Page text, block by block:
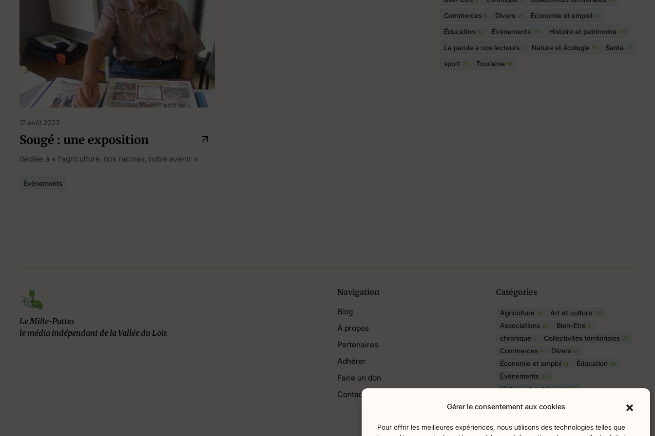
Gérer le consentement aux cookies
Pour offrir les meilleures expériences, nous utilisons des technologies telles que
17 août 2023
Sougé : une exposition
dédiée à « l’agriculture, nos racines, notre avenir »
Évènements
Commerces 9 Divers 45 Économie et emploi 61
Éducation 94 Évènements 373 Histoire et patrimoine 175
La parole à nos lecteurs 1 Nature et écologie 75 Santé 47
sport 27 Tourisme 19
Le Mille-Pattes
le média indépendant de la Vallée du Loir.
Navigation
Blog
À propos
Partenaires
Adhérer
Faire un don
Contact
Catégories
Agriculture 18 Art et culture 257
Associations 22 Bien-Etre 2
chronique 7 Collectivités territoriales 79
Commerces 9 Divers 45
Économie et emploi 61 Éducation 94
Évènements 373
Histoire et patrimoine175
sport27 Tourisme19